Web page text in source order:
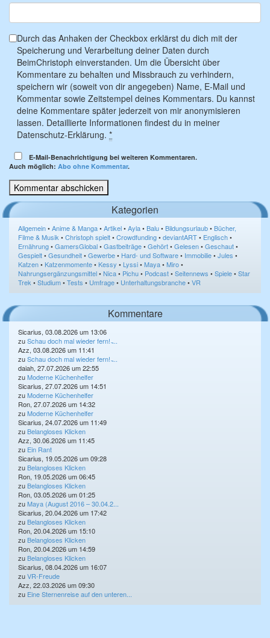
Durch das Anhaken der Checkbox erklärst du dich mit der
Speicherung und Verarbeitung deiner Daten durch
BeimChristoph einverstanden. Um die Übersicht über
Kommentare zu behalten und Missbrauch zu verhindern,
speichern wir (soweit von dir angegeben) Name, E-Mail und
Kommentar sowie Zeitstempel deines Kommentars. Du kannst
deine Kommentare später jederzeit von mir anonymisieren
lassen. Detaillierte Informationen findest du in meiner
Datenschutz-Erklärung. *
E-Mail-Benachrichtigung bei weiteren Kommentaren.
Auch möglich: Abo ohne Kommentar.
Kategorien
Allgemein•Anime & Manga•Artikel•Ayla•Balu•Bildungsurlaub•Bücher,
Filme & Musik •Christoph spielt•Crowdfunding•deviantART• Englisch•
Ernährung•GamersGlobal•Gastbeiträge•Gehört•Gelesen•Geschaut•
Gespielt•Gesundheit•Gewerbe• Hard- und Software• Immobilie•Jules •
Katzen•Katzenmomente•Kessy • Lyssi•Maya•Miro•
Nahrungsergänzungsmittel•Nica• Pichu• Podcast•Seitennews •Spiele•Star
Trek •Studium•Tests • Umfrage• Unterhaltungsbranche•VR
Kommentare
Sicarius, 03.08.2026 um 13:06
zuSchau doch mal wieder fern! ̵...
Azz, 03.08.2026 um 11:41
zuSchau doch mal wieder fern! ̵...
daiah, 27.07.2026 um 22:55
zuModerne Küchenhelfer
Sicarius, 27.07.2026 um 14:51
zuModerne Küchenhelfer
Ron, 27.07.2026 um 14:32
zuModerne Küchenhelfer
Sicarius, 24.07.2026 um 11:49
zu Belangloses Klicken
Azz, 30.06.2026 um 11:45
zu Ein Rant
Sicarius, 19.05.2026 um 09:28
zu Belangloses Klicken
Ron, 19.05.2026 um 06:45
zu Belangloses Klicken
Ron, 03.05.2026 um 01:25
zuMaya (August 2016 – 30.04.2...
Sicarius, 20.04.2026 um 17:42
zu Belangloses Klicken
Ron, 20.04.2026 um 15:10
zu Belangloses Klicken
Ron, 20.04.2026 um 14:59
zu Belangloses Klicken
Sicarius, 08.04.2026 um 16:07
zuVR-Freude
Azz, 22.03.2026 um 09:30
zu Eine Sternenreise auf den unteren...